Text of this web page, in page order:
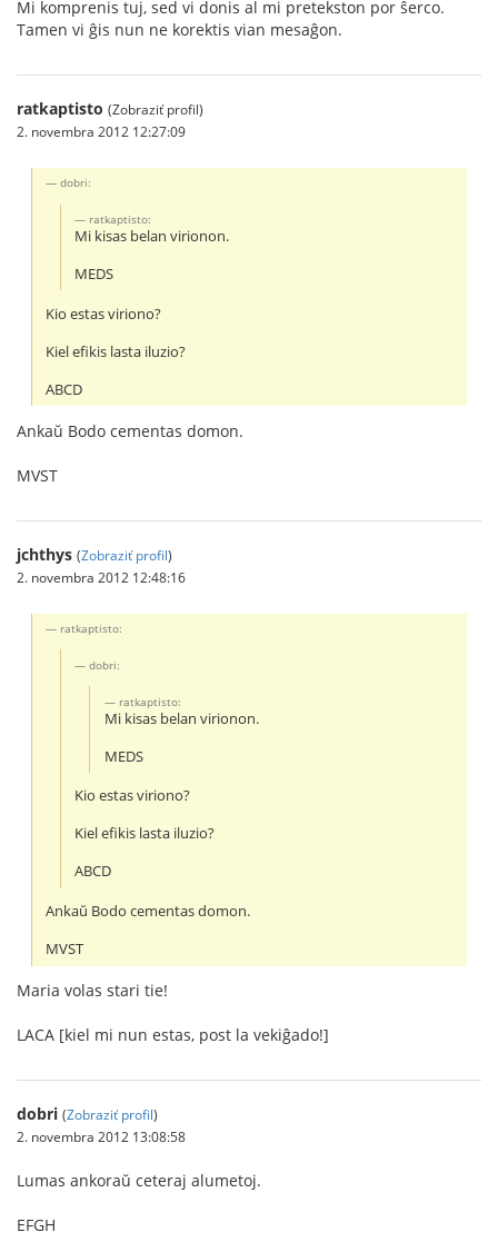
Mi komprenis tuj, sed vi donis al mi pretekston por ŝerco.
Tamen vi ĝis nun ne korektis vian mesaĝon.
ratkaptisto (Zobraziť profil)
2. novembra 2012 12:27:09
dobri:
ratkaptisto:
Mi kisas belan virionon.
MEDS
Kio estas viriono?
Kiel efikis lasta iluzio?
ABCD
Ankaŭ Bodo cementas domon.
MVST
jchthys (Zobraziť profil)
2. novembra 2012 12:48:16
ratkaptisto:
dobri:
ratkaptisto:
Mi kisas belan virionon.
MEDS
Kio estas viriono?
Kiel efikis lasta iluzio?
ABCD
Ankaŭ Bodo cementas domon.
MVST
Maria volas stari tie!
LACA [kiel mi nun estas, post la vekiĝado!]
dobri (Zobraziť profil)
2. novembra 2012 13:08:58
Lumas ankoraŭ ceteraj alumetoj.
EFGH